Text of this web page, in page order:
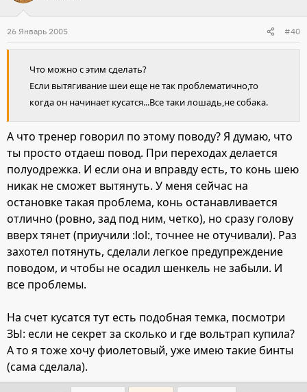
26 Январь 2005 #40
Что можно с этим сделать?
Если вытягивание шеи еще не так проблематично,то
когда он начинает кусатся...Все таки лошадь,не собака.
А что тренер говорил по этому поводу? Я думаю, что
ты просто отдаеш повод. При переходах делается
полуодрежка. И если она и вправду есть, то конь шею
никак не сможет вытянуть. У меня сейчас на
остановке такая проблема, конь останавливается
отлично (ровно, зад под ним, четко), но сразу голову
вверх тянет (приучили :lol:, точнее не отучивали). Раз
захотел потянуть, сделали легкое предупреждение
поводом, и чтобы не осадил шенкель не забыли. И
все проблемы.
На счет кусатся тут есть подобная темка, посмотри
ЗЫ: если не секрет за сколько и где вольтрап купила?
А то я тоже хочу фиолетовый, уже имею такие бинты
(сама сделала).